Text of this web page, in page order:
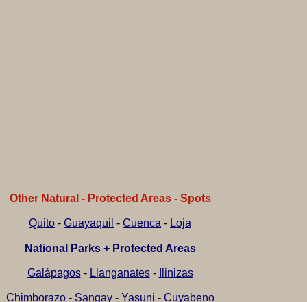
Other Natural - Protected Areas - Spots
Quito - Guayaquil - Cuenca - Loja
National Parks + Protected Areas
Galápagos- Llanganates- Ilinizas
Chimborazo- Sangay- Yasuni - Cuyabeno